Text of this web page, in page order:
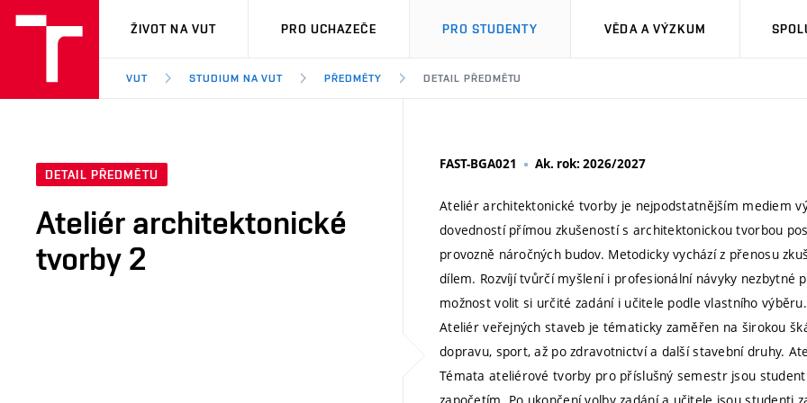
VUT
ŽIVOT NA VUT PRO UCHAZEČE PRO STUDENTY VĚDA A VÝZKUM
VUT STUDIUM NA VUT PŘEDMĚTY DETAIL PŘEDMĚTU
DETAIL PŘEDMĚTU
Ateliér architektonické
tvorby 2
FAST-BGA021 Ak. rok: 2026/2027
Ateliér architektonické tvorby je nejpodstatnějším mediem
dovedností přímou zkušeností s architektonickou tvorbou
provozně náročných budov. Metodicky vychází z přenosu
dílem. Rozvíjí tvůrčí myšlení i profesionální návyky nezbytné
možnost volit si určité zadání i učitele podle vlastního výběru.
Ateliér veřejných staveb je tématicky zaměřen na širokou
dopravu, sport, až po zdravotnictví a další stavební druhy.
Témata ateliérové tvorby pro příslušný semestr jsou